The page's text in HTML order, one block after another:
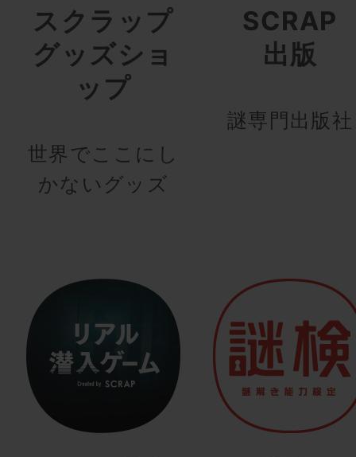
スクラップ
グッズショ
ップ
世界でここにし
かないグッズ
SCRAP
出版
謎専門出版社